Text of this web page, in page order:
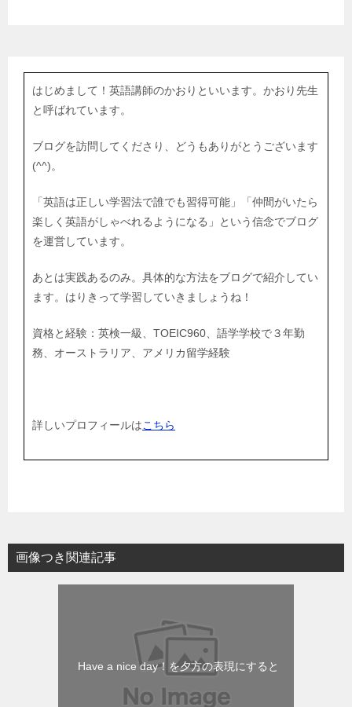
はじめまして！英語講師のかおりといいます。かおり先生
と呼ばれています。
ブログを訪問してくださり、どうもありがとうございます
(^^)。
「英語は正しい学習法で誰でも習得可能」「仲間がいたら
楽しく英語がしゃべれるようになる」という信念でブログ
を運営しています。
あとは実践あるのみ。具体的な方法をブログで紹介してい
ます。はりきって学習していきましょうね！
資格と経験：英検一級、TOEIC960、語学学校で３年勤
務、オーストラリア、アメリカ留学経験
詳しいプロフィールはこちら
画像つき関連記事
Have a nice day！を夕方の表現にすると